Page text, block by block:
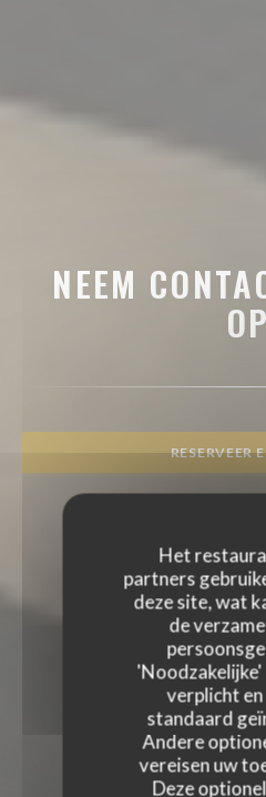
Het
partners
deze site, wat
de
'Noodzakelijke'
verplicht
standaard
Andere
vereisen uw
Deze
NEEM
OP
RESERVEER